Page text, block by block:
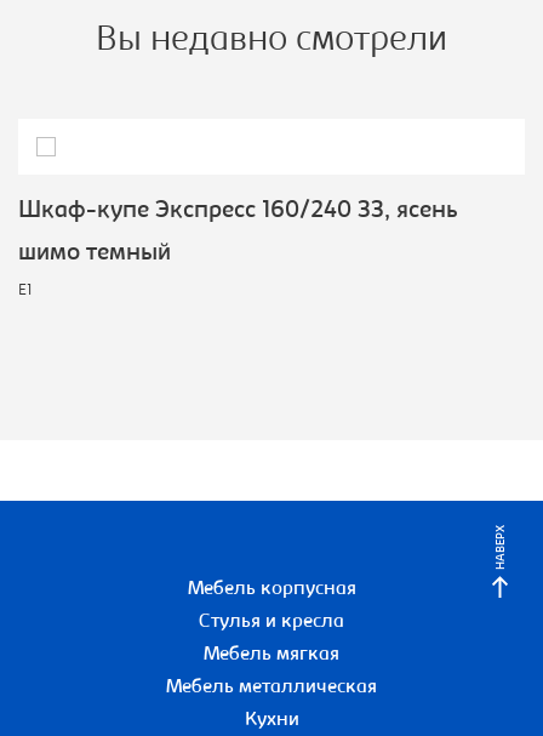
Вы недавно смотрели
Шкаф-купе Экспресс 160/240 ЗЗ, ясень
шимо темный
E1
НАВЕРХ
Мебель корпусная
Стулья и кресла
Мебель мягкая
Мебель металлическая
Кухни